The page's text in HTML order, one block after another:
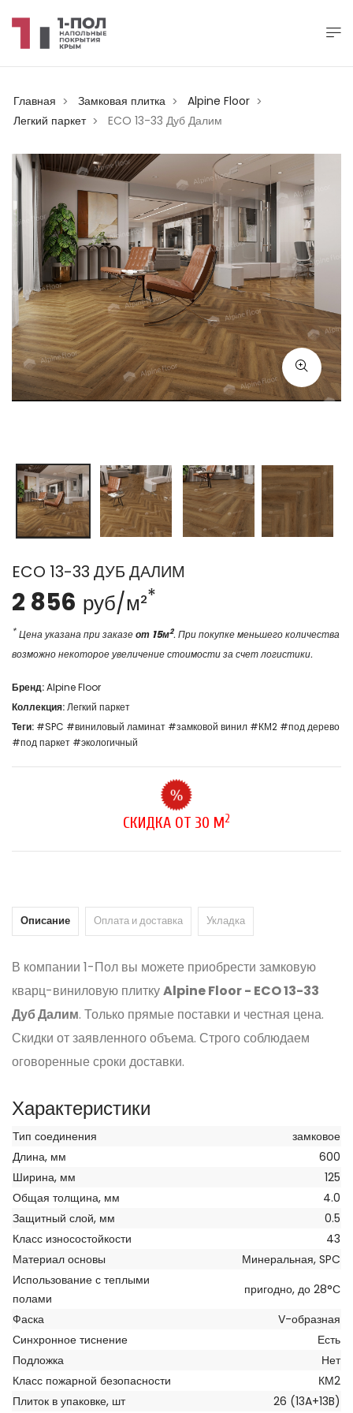
Главная > Замковая плитка > Alpine Floor >
Легкий паркет > ECO 13-33 Дуб Далим
ECO 13-33 ДУБ ДАЛИМ
2 856 руб/м²*
* Цена указана при заказеот 15м2. При покупке меньшего количества
возможно некоторое увеличение стоимости за счет логистики.
Бренд:Alpine Floor
Коллекция:Легкий паркет
Теги: #SPC #виниловый ламинат #замковой винил #КМ2 #под дерево
#под паркет #экологичный
СКИДКА ОТ 30 М2
Описание Оплата и доставка Укладка
В компании 1-Пол вы можете приобрести замковую
кварц-виниловую плиткуAlpine Floor - ECO 13-33
Дуб Далим. Только прямые поставки и честная цена.
Скидки от заявленного объема. Строго соблюдаем
оговоренные сроки доставки.
Характеристики
Тип соединения
замковое
Длина, мм
600
Ширина, мм
125
Общая толщина, мм
4.0
Защитный слой, мм
0.5
Класс износостойкости
43
Материал основы
Минеральная, SPC
Использование с теплыми
полами
пригодно, до 28°С
Фаска
V-образная
Синхронное тиснение
Есть
Подложка
Нет
Класс пожарной безопасности
КМ2
Плиток в упаковке, шт
26 (13A+13B)